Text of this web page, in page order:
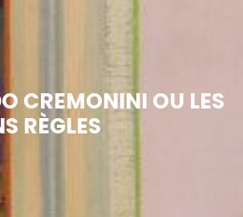
CREMONINI OU LES
RÈGLES